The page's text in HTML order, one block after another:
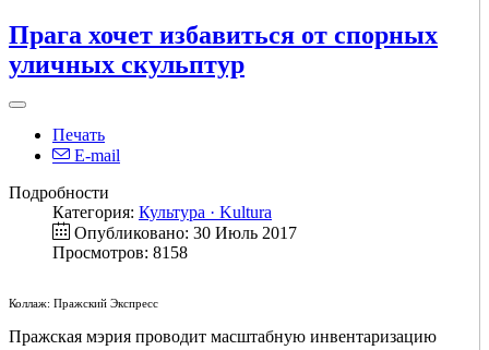
Прага хочет избавиться от спорных
уличных скульптур
Печать
E-mail
Подробности
Категория: Культура · Kultura
Опубликовано: 30 Июль 2017
Просмотров: 8158
Коллаж: Пражский Экспресс
Пражская мэрия проводит масштабную инвентаризацию